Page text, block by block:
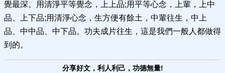
覺最深。用清淨平等覺念，上上品;用平等心念，上輩，上中
品、上下品;用清淨心念，生方便有餘土，中輩往生，中上
品、中中品、中下品。功夫成片往生，這是我們一般人都做得
到的。
分享好文，利人利己，功德無量!